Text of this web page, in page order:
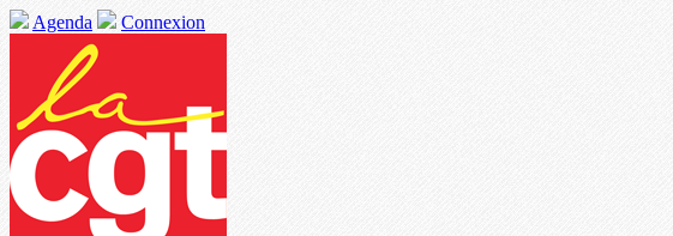
Agenda Connexion